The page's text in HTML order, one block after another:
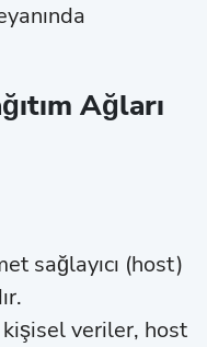
Ağları
sağlayıcı (host)
veriler, host